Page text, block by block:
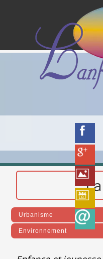
Urbanisme
Environnement